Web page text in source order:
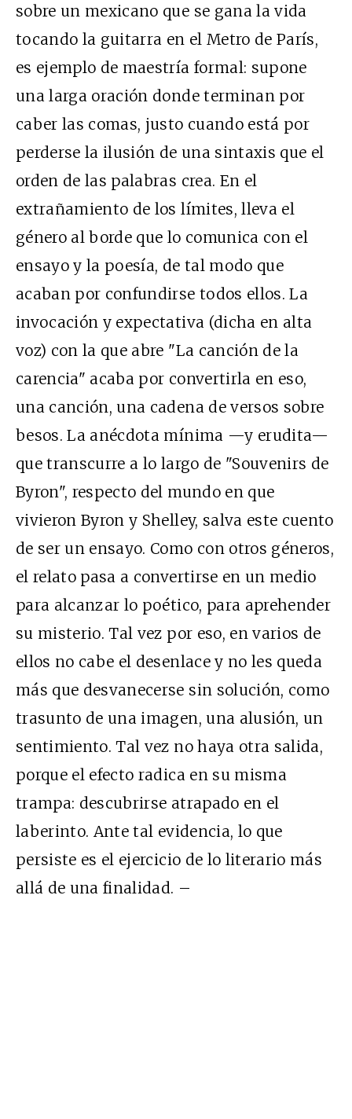
sobre un mexicano que se gana la vida
tocando la guitarra en el Metro de París,
es ejemplo de maestría formal: supone
una larga oración donde terminan por
caber las comas, justo cuando está por
perderse la ilusión de una sintaxis que el
orden de las palabras crea. En el
extrañamiento de los límites, lleva el
género al borde que lo comunica con el
ensayo y la poesía, de tal modo que
acaban por confundirse todos ellos. La
invocación y expectativa (dicha en alta
voz) con la que abre "La canción de la
carencia" acaba por convertirla en eso,
una canción, una cadena de versos sobre
besos. La anécdota mínima —y erudita—
que transcurre a lo largo de "Souvenirs de
Byron", respecto del mundo en que
vivieron Byron y Shelley, salva este cuento
de ser un ensayo. Como con otros géneros,
el relato pasa a convertirse en un medio
para alcanzar lo poético, para aprehender
su misterio. Tal vez por eso, en varios de
ellos no cabe el desenlace y no les queda
más que desvanecerse sin solución, como
trasunto de una imagen, una alusión, un
sentimiento. Tal vez no haya otra salida,
porque el efecto radica en su misma
trampa: descubrirse atrapado en el
laberinto. Ante tal evidencia, lo que
persiste es el ejercicio de lo literario más
allá de una finalidad. –